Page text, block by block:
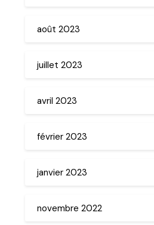
août 2023
juillet 2023
avril 2023
février 2023
janvier 2023
novembre 2022